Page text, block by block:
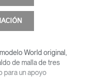
World original,
de malla de tres
para un apoyo